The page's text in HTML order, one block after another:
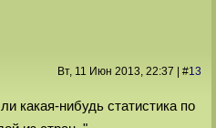
Вт, 11 Июн 2013, 22:37 #13
какая-нибудь статистика по